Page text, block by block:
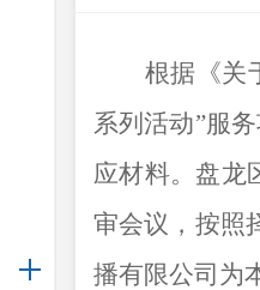
根据《关
系列活动”服
应材料。盘龙
审会议，按照
播有限公司为